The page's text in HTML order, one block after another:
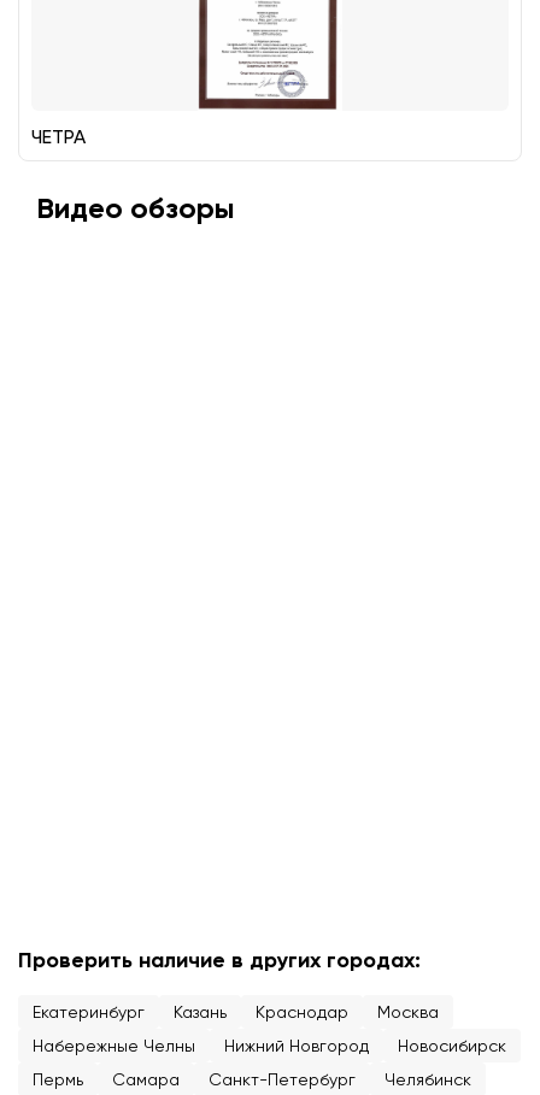
ЧЕТРА
Видео обзоры
Проверить наличие в других городах:
Екатеринбург Казань Краснодар
Москва
Набережные Челны
Нижний Новгород
Новосибирск
Пермь
Самара Санкт-Петербург Челябинск